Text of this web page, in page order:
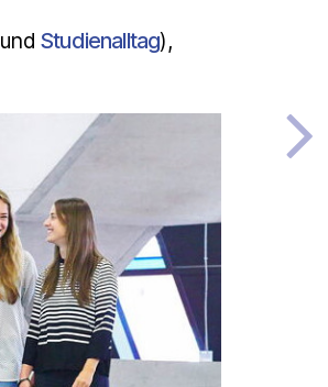
und Studienalltag),